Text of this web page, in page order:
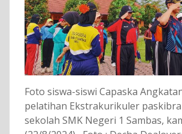
Foto siswa-siswi Capaska
pelatihan Ekstrakurikuler
sekolah SMK Negeri 1 Sambas,